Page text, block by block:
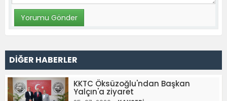
DİĞER HABERLER
KKTC Öksüzoğlu'ndan Başkan
Yalçın'a ziyaret